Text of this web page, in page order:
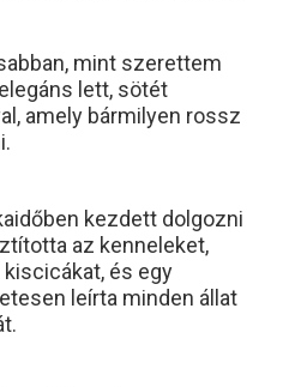
mint szerettem
lett, sötét
amely bármilyen rossz
kezdett dolgozni
az kenneleket,
és egy
leírta minden állat